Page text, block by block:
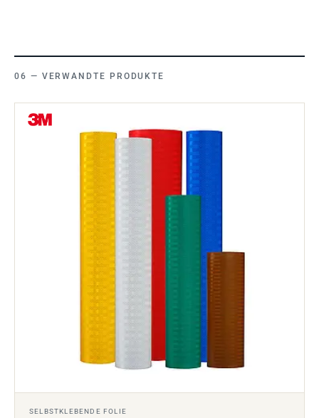
VERWANDTE PRODUKTE
SELBSTKLEBENDE FOLIE